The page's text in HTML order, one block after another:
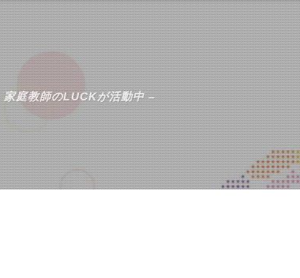
家庭教師のLUCKが活動中 –